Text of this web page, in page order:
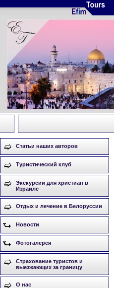
Статьи наших авторов
Туристический клуб
Экскурсии для христиан в
Израиле
Отдых и лечение в Белоруссии
Новости
Фотогалерея
Страхование туристов и
выезжающих за границу
О нас